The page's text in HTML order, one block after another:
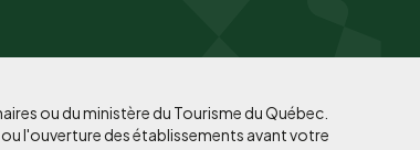
ou du ministère du Tourisme du Québec.
l'ouverture des établissements avant votre